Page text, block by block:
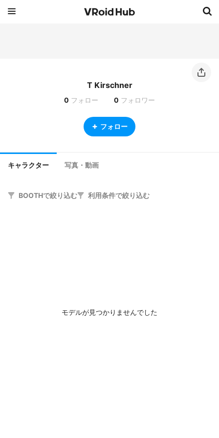
T Kirschner
0 フォロー 0 フォロワー
フォロー
キャラクター 写真・動画
BOOTHで絞り込む 利用条件で絞り込む
モデルが見つかりませんでした